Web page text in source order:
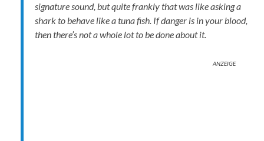
signature sound, but quite frankly that was like asking a
shark to behave like a tuna fish. If danger is in your blood,
then there’s not a whole lot to be done about it.
ANZEIGE